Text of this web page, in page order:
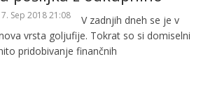
7. Sep 2018 21:08
V zadnjih dneh se je v
vrsta goljufije. Tokrat so si domiselni
pridobivanje finančnih